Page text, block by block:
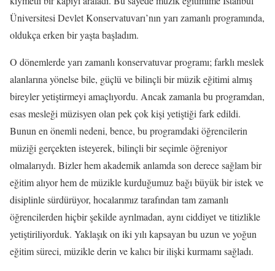
Üniversitesi Devlet Konservatuvarı’nın yarı zamanlı programında,
oldukça erken bir yaşta başladım.
O dönemlerde yarı zamanlı konservatuvar programı; farklı meslek
alanlarına yönelse bile, güçlü ve bilinçli bir müzik eğitimi almış
bireyler yetiştirmeyi amaçlıyordu. Ancak zamanla bu programdan,
esas mesleği müzisyen olan pek çok kişi yetiştiği fark edildi.
Bunun en önemli nedeni, bence, bu programdaki öğrencilerin
müziği gerçekten isteyerek, bilinçli bir seçimle öğreniyor
olmalarıydı. Bizler hem akademik anlamda son derece sağlam bir
eğitim alıyor hem de müzikle kurduğumuz bağı büyük bir istek ve
disiplinle sürdürüyor, hocalarımız tarafından tam zamanlı
öğrencilerden hiçbir şekilde ayrılmadan, aynı ciddiyet ve titizlikle
yetiştiriliyorduk. Yaklaşık on iki yılı kapsayan bu uzun ve yoğun
eğitim süreci, müzikle derin ve kalıcı bir ilişki kurmamı sağladı.